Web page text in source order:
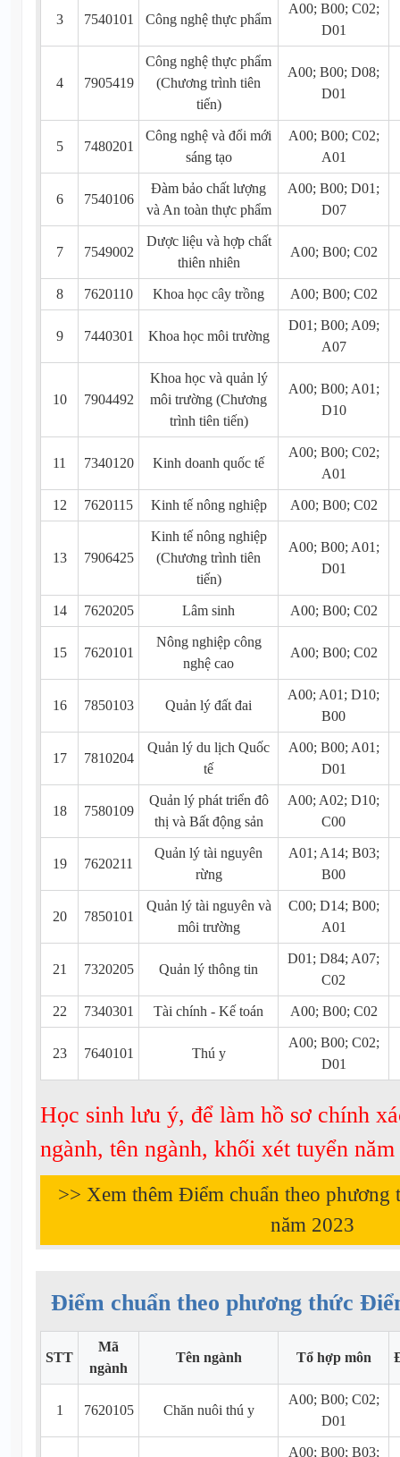
3 7540101 Công nghệ thực phẩm
A00; B00; C02;
D01
4 7905419
Công nghệ thực phẩm
(Chương trình tiên
tiến)
A00; B00; D08;
D01
5 7480201
Công nghệ và đổi mới
sáng tạo
A00; B00; C02;
A01
6 7540106
Đàm bảo chất lượng
và An toàn thực phẩm
A00; B00; D01;
D07
7 7549002
Dược liệu và hợp chất
thiên nhiên
A00; B00; C02
8 7620110 Khoa học cây trồng A00; B00; C02
9 7440301 Khoa học môi trường
D01; B00; A09;
A07
10 7904492
Khoa học và quản lý
môi trường (Chương
trình tiên tiến)
A00; B00; A01;
D10
11 7340120 Kinh doanh quốc tế
A00; B00; C02;
A01
12 7620115 Kinh tế nông nghiệp A00; B00; C02
13 7906425
Kinh tế nông nghiệp
(Chương trình tiên
tiến)
A00; B00; A01;
D01
14 7620205 Lâm sinh A00; B00; C02
15 7620101
Nông nghiệp công
nghệ cao
A00; B00; C02
16 7850103 Quản lý đất đai
A00; A01; D10;
B00
17 7810204
Quản lý du lịch Quốc
tế
A00; B00; A01;
D01
18 7580109
Quản lý phát triển đô
thị và Bất động sản
A00; A02; D10;
C00
19 7620211
Quản lý tài nguyên
rừng
A01; A14; B03;
B00
20 7850101
Quản lý tài nguyên và
môi trường
C00; D14; B00;
A01
21 7320205 Quản lý thông tin
D01; D84; A07;
C02
22 7340301 Tài chính - Kế toán A00; B00; C02
23 7640101 Thú y
A00; B00; C02;
D01
Học sinh lưu ý, để làm hồ sơ chính
ngành, tên ngành, khối xét tuyển
>> Xem thêm Điểm chuẩn theo
năm 2023
Điểm chuẩn theo phương thức
STT
Mã
ngành
Tên ngành Tổ hợp môn
1 7620105 Chăn nuôi thú y
A00; B00; C02;
D01
A00; B00; B03;